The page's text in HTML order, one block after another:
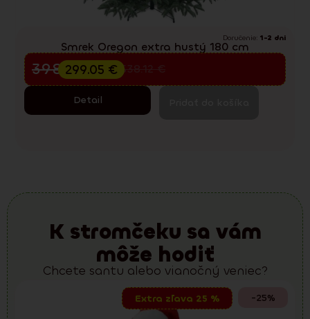
Doručenie: 1-2 dni
Smrek Oregon extra hustý 180 cm
Predvianočný výpredaj
538.12
398.73€
299.05 €
Detail
K stromčeku sa vám
môže hodiť
Chcete santu alebo vianočný veniec?
-25%
Extra zľava 25 %